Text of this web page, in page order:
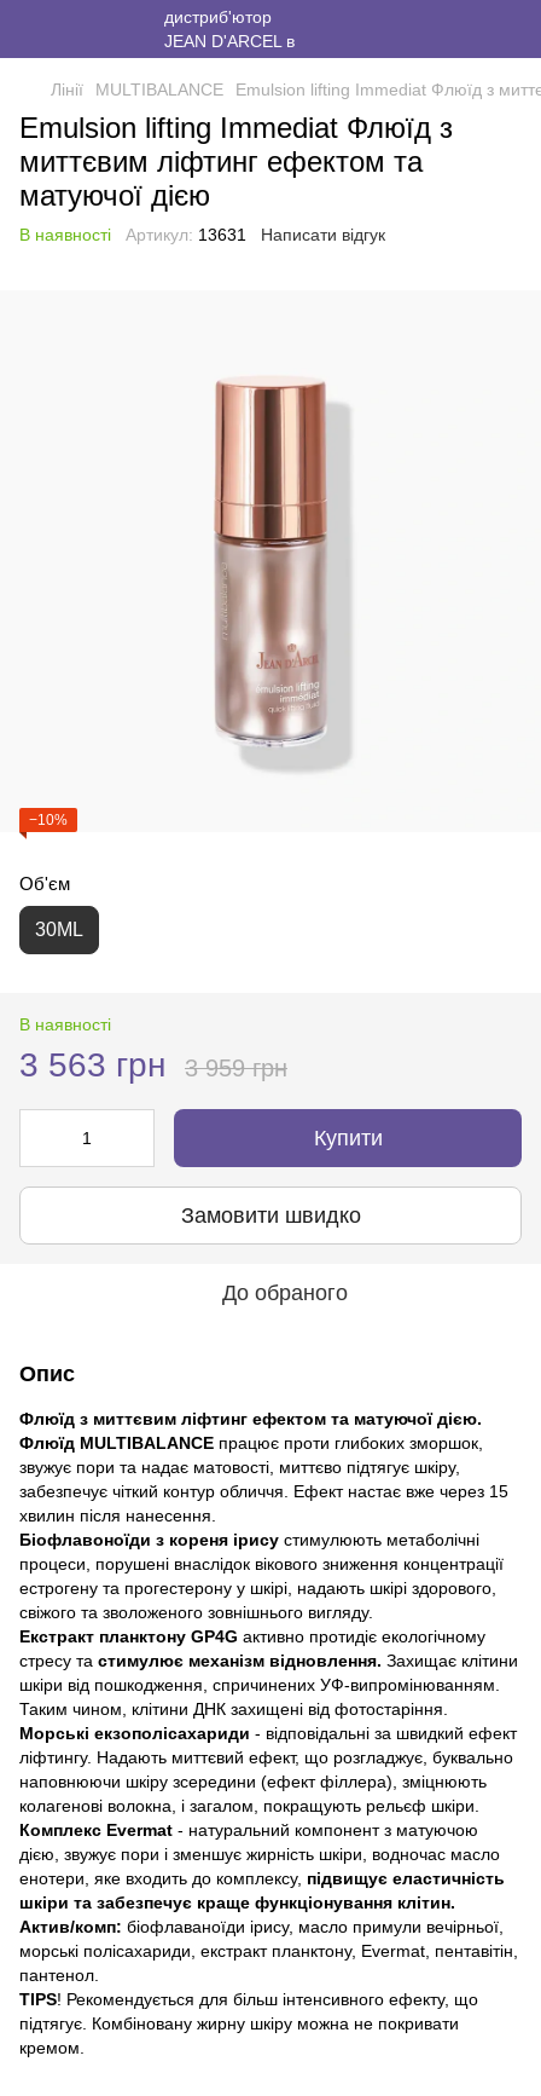
Лінії MULTIBALANCE Emulsion lifting Immediat Флюїд з
Emulsion lifting Immediat Флюїд з
миттєвим ліфтинг ефектом та
матуючої дією
В наявності Артикул: 13631 Написати відгук
−10%
Об'єм
30ML
В наявності
3 563 грн 3 959 грн
Купити
Замовити швидко
До обраного
Опис
Флюїд з миттєвим ліфтинг ефектом та матуючої дією.
Флюїд MULTIBALANCE працює проти глибоких зморшок,
звужує пори та надає матовості, миттєво підтягує шкіру,
забезпечує чіткий контур обличчя. Ефект настає вже через 15
хвилин після нанесення.
Біофлавоноїди з кореня ірису стимулюють метаболічні
процеси, порушені внаслідок вікового зниження концентрації
естрогену та прогестерону у шкірі, надають шкірі здорового,
свіжого та зволоженого зовнішнього вигляду.
Екстракт планктону GP4G активно протидіє екологічному
стресу та стимулює механізм відновлення. Захищає клітини
шкіри від пошкодження, спричинених УФ-випромінюванням.
Таким чином, клітини ДНК захищені від фотостаріння.
Морські екзополісахариди - відповідальні за швидкий ефект
ліфтингу. Надають миттєвий ефект, що розгладжує, буквально
наповнюючи шкіру зсередини (ефект філлера), зміцнюють
колагенові волокна, і загалом, покращують рельєф шкіри.
Комплекс Evermat - натуральний компонент з матуючою
дією, звужує пори і зменшує жирність шкіри, водночас масло
енотери, яке входить до комплексу, підвищує еластичність
шкіри та забезпечує краще функціонування клітин.
Актив/комп: біофлаваноїди ірису, масло примули вечірньої,
морські полісахариди, екстракт планктону, Evermat, пентавітін,
пантенол.
TIPS! Рекомендується для більш інтенсивного ефекту, що
підтягує. Комбіновану жирну шкіру можна не покривати
кремом.